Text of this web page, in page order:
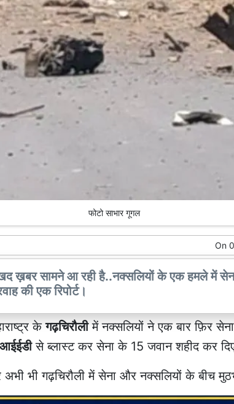
फोटो साभार गूगल
On
ख़बर सामने आ रही है..नक्सलियों के एक हमले में
की एक रिपोर्ट।
केगढ़चिरौलीमें नक्सलियों ने एक बार फ़िर
आईईडीसे ब्लास्ट कर सेना के 15 जवान शहीद कर
अभी भी गढ़चिरौली में सेना और नक्सलियों के बीच